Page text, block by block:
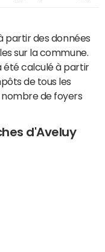
partir des données
sur la commune.
été calculé à partir
de tous les
nombre de foyers
d'Aveluy